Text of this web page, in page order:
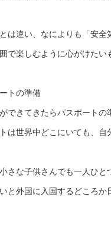
は違い、なによりも「安
で楽しむように心がけたい
トの準備
できてきたらパスポートの
は世界中どこにいても、自
さな子供さんでも一人ひと
と外国に入国するどころか